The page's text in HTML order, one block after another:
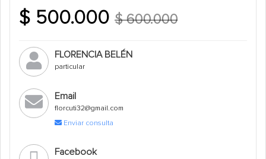
$ 500.000 $ 600.000
FLORENCIA BELÉN
particular
Email
florcuti32@gmail.com
Enviar consulta
Facebook